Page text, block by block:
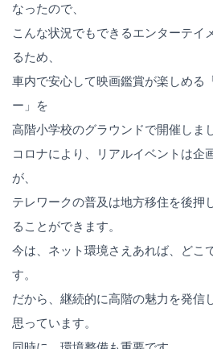
なったので、
こんな状況でもできるエンターテイ
るため、
車内で安心して映画鑑賞が楽しめる
ー」を
高階小学校のグラウンドで開催しま
コロナにより、リアルイベントは企
が、
テレワークの普及は地方移住を後押
ることができます。
今は、ネット環境さえあれば、どこ
す。
だから、継続的に高階の魅力を発信
思っています。